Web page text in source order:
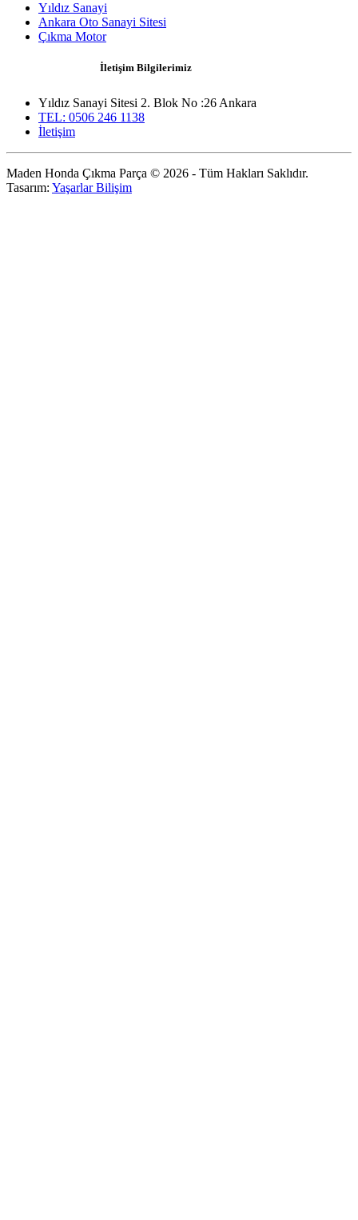
Yıldız Sanayi
Ankara Oto Sanayi Sitesi
Çıkma Motor
İletişim Bilgilerimiz
Yıldız Sanayi Sitesi 2. Blok No :26 Ankara
TEL: 0506 246 1138
İletişim
Maden Honda Çıkma Parça © 2026 - Tüm Hakları Saklıdır.
Tasarım: Yaşarlar Bilişim